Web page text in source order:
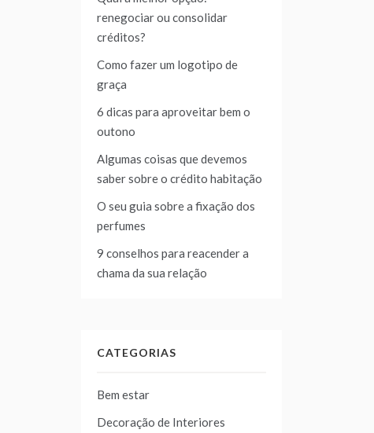
renegociar ou consolidar
créditos?
Como fazer um logotipo de
graça
6 dicas para aproveitar bem o
outono
Algumas coisas que devemos
saber sobre o crédito habitação
O seu guia sobre a fixação dos
perfumes
9 conselhos para reacender a
chama da sua relação
CATEGORIAS
Bem estar
Decoração de Interiores